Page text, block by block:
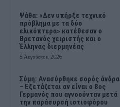
Ψάθα: «Δεν υπήρξε τεχνικό
πρόβλημα με τα δύο
ελικόπτερα» κατέθεσαν ο
Βρετανός χειριστής και ο
Έλληνας διερμηνέας
5 Αυγούστου, 2026
Σύμη: Ανασύρθηκε σορός άνδρα
– Εξετάζεται αν είναι ο 8ος
Γερμανός που αγνοούνταν μετά
την παράσυρσή ιστιοφόρου